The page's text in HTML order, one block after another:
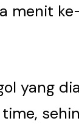
menit
yang